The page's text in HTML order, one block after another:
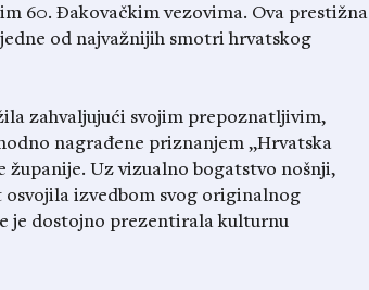
60. Đakovačkim vezovima. Ova prestižna
od najvažnijih smotri hrvatskog
zahvaljujući svojim prepoznatljivim,
nagrađene priznanjem „Hrvatska
županije. Uz vizualno bogatstvo nošnji,
osvojila izvedbom svog originalnog
je dostojno prezentirala kulturnu